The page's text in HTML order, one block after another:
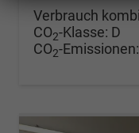
Verbrauch
CO2-Klasse: D
CO2-Emissionen: